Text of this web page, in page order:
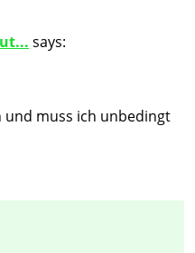
says:
muss ich unbedingt